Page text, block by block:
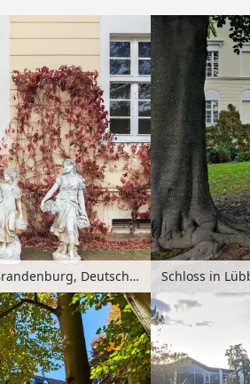
Schloss in Lübbenau, Spreewald, Brandenburg, Deutschland